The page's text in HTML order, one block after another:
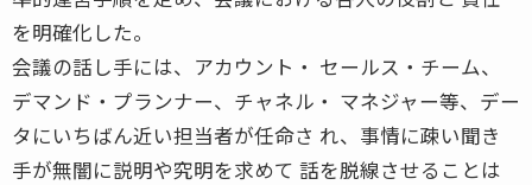
を明確化した。
会議の話し手には、アカウント・ セールス・チーム、
デマンド・プランナー、チャネル・ マネジャー等、デー
タにいちばん近い担当者が任命さ れ、事情に疎い聞き
手が無闇に説明や究明を求めて 話を脱線させることは